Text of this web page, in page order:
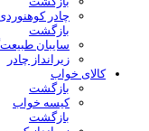
چادر
بازگشت
سایبان
زیرانداز چادر
کالای خواب
بازگشت
کیسه خواب
بازگشت